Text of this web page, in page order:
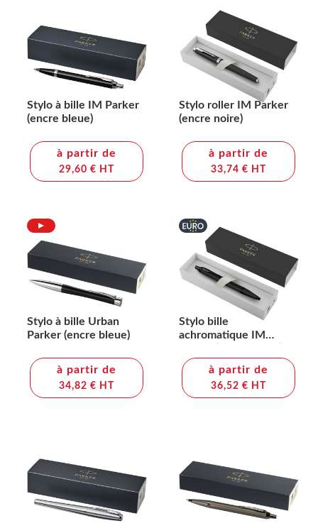
Stylo à bille IM Parker
(encre bleue)
à partir de
29,60 € HT
Stylo roller IM Parker
(encre noire)
à partir de
33,74 € HT
Stylo à bille Urban
Parker (encre bleue)
à partir de
34,82 € HT
Stylo bille
achromatique IM
à partir de
36,52 € HT